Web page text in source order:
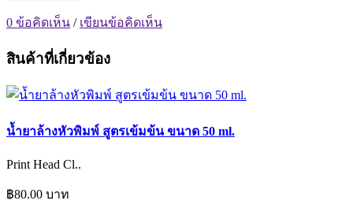
0 ข้อคิดเห็น / เขียนข้อคิดเห็น
สินค้าที่เกี่ยวข้อง
น้ำยาล้างหัวพิมพ์ สูตรเข้มข้น ขนาด 50 ml.
Print Head Cl..
฿80.00 บาท